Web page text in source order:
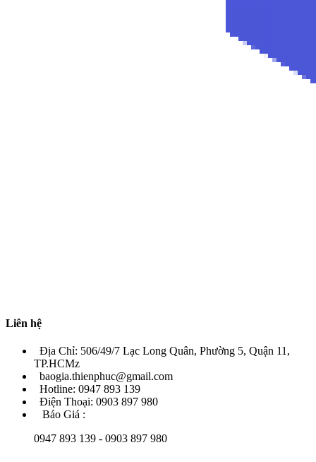
Liên hệ
Địa Chỉ: 506/49/7 Lạc Long Quân, Phường 5, Quận 11,
TP.HCMz
baogia.thienphuc@gmail.com
Hotline: 0947 893 139
Điện Thoại: 0903 897 980
Báo Giá :
0947 893 139 - 0903 897 980